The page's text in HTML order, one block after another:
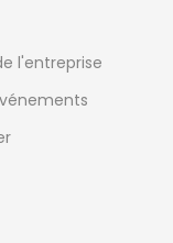
l'entreprise